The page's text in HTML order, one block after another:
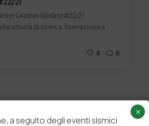
Leather Update #22/21
attività di ricerca, formazione e
0 0
a seguito degli eventi sismici
×